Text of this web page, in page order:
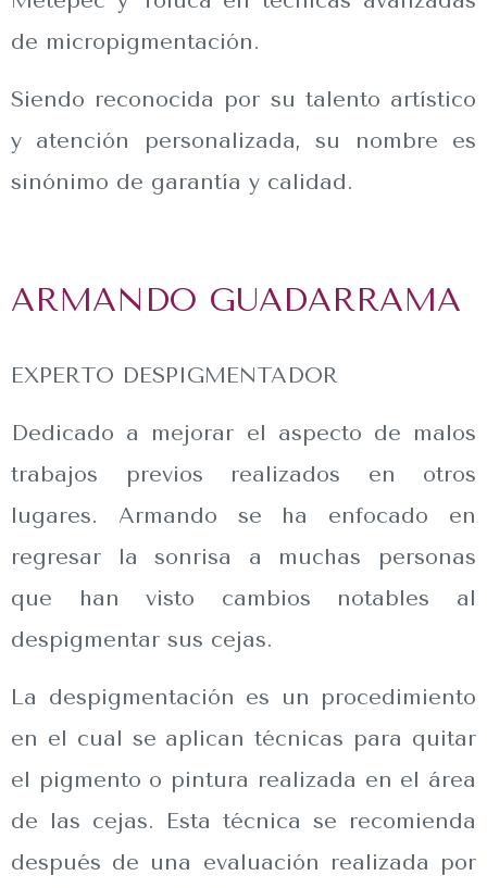
de micropigmentación.
Siendo reconocida por su talento artístico
y atención personalizada, su nombre es
sinónimo de garantía y calidad.
ARMANDO GUADARRAMA
EXPERTO DESPIGMENTADOR
Dedicado a mejorar el aspecto de malos
trabajos previos realizados en otros
lugares. Armando se ha enfocado en
regresar la sonrisa a muchas personas
que han visto cambios notables al
despigmentar sus cejas.
La despigmentación es un procedimiento
en el cual se aplican técnicas para quitar
el pigmento o pintura realizada en el área
de las cejas. Esta técnica se recomienda
después de una evaluación realizada por